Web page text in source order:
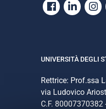
Facebook
UNIVERSITÀ DEGLI
Rettrice: Prof.ssa
via Ludovico
C.F. 80007370382